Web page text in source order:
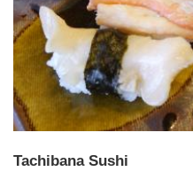
Tachibana Sushi